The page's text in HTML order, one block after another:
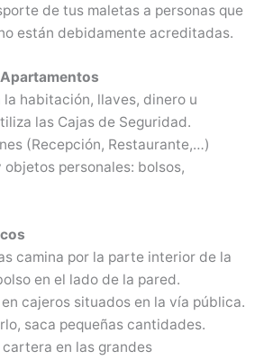
de tus maletas a personas que
están debidamente acreditadas.
la habitación, llaves, dinero u
las Cajas de Seguridad.
(Recepción, Restaurante,…)
personales: bolsos,
camina por la parte interior de la
en el lado de la pared.
cajeros situados en la vía pública.
saca pequeñas cantidades.
en las grandes